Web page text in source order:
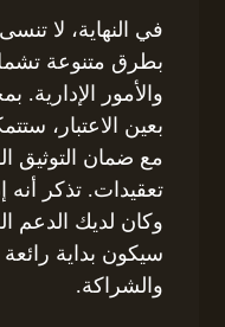
في النهاية، لا
بطرق متنوعة
والأمور الإدارية.
بعين الاعتبار،
مع ضمان التوثيق
تعقيدات. تذكر أنه
وكان لديك الدعم
سيكون بداية رائعة
والشراكة.